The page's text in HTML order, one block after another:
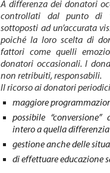
A differenza dei donatori
controllati dal punto di
sottoposti ad un’accurata
poiché la loro scelta di
fattori come quelli
donatori occasionali. I
non retribuiti, responsabili.
Il ricorso ai donatori
maggiore
possibile
intero a quella
gestione anche delle
di effettuare educazione